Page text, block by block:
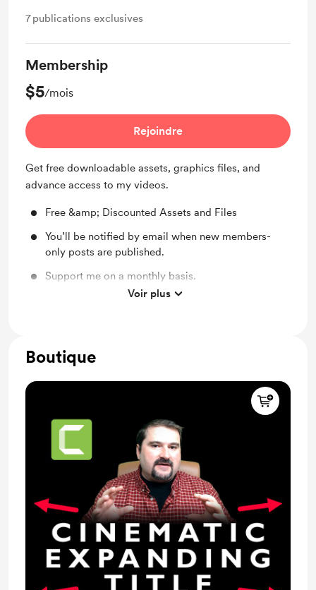
7publications exclusives
Membership
$5/mois
Rejoindre
Get free downloadable assets, graphics files, and
advance access to my videos.
Free &amp; Discounted Assets and Files
You’ll be notified by email when new members-
only posts are published.
Support me on a monthly basis.
Early access to videos
Voir plus
Boutique